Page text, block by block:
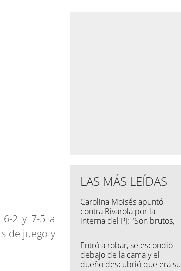
2 y 7-5 a
de juego y
LAS MÁS LEÍDAS
Carolina Moisés apuntó
contra Rivarola por la
interna del PJ: "Son brutos,
Entró a robar, se escondió
debajo de la cama y el
dueño descubrió que era su